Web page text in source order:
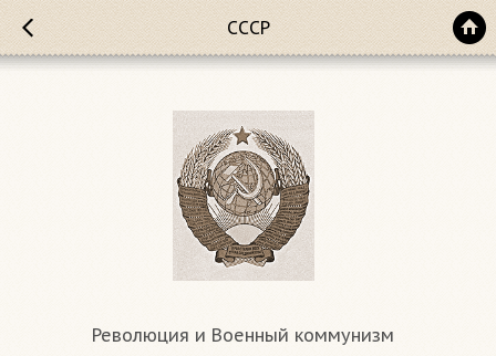
СССР
Революция и Военный коммунизм